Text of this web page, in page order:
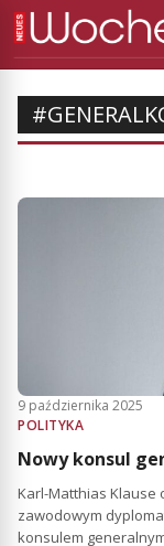
9 października 2025
POLITYKA
Nowy konsul
Karl-Matthias Klause
zawodowym
konsulem